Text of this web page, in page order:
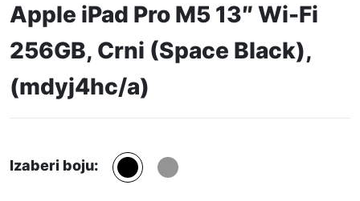
Apple iPad Pro M5 13″ Wi-Fi
256GB, Crni (Space Black),
(mdyj4hc/a)
Izaberi boju: